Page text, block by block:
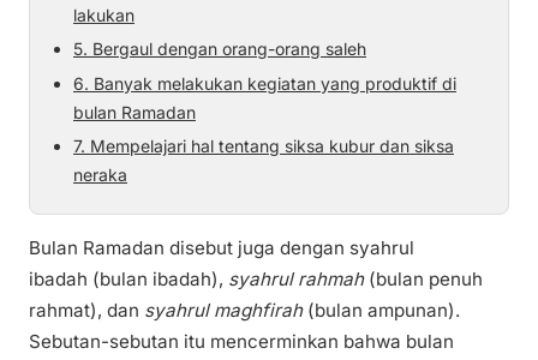
lakukan
5. Bergaul dengan orang-orang saleh
6. Banyak melakukan kegiatan yang produktif di
bulan Ramadan
7. Mempelajari hal tentang siksa kubur dan siksa
neraka
Bulan Ramadan disebut juga dengan syahrul
ibadah (bulan ibadah), syahrul rahmah(bulan penuh
rahmat), dan syahrul maghfirah(bulan ampunan).
Sebutan-sebutan itu mencerminkan bahwa bulan